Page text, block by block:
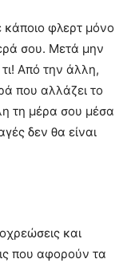
κάποιο φλερτ μόνο
σου. Μετά μην
Από την άλλη,
που αλλάζει το
τη μέρα σου μέσα
δεν θα είναι
και
που αφορούν τα